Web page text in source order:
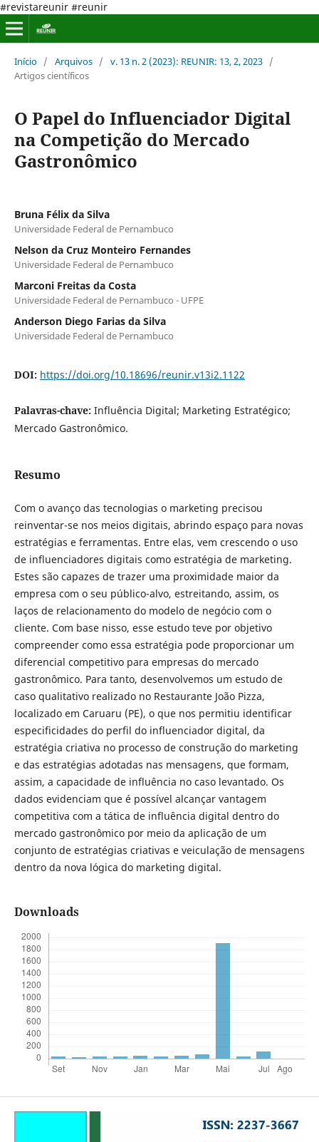
#revistareunir #reunir
Início / Arquivos / v. 13 n. 2 (2023): REUNIR: 13, 2, 2023 /
Artigos científicos
O Papel do Influenciador Digital
na Competição do Mercado
Gastronômico
Bruna Félix da Silva
Universidade Federal de Pernambuco
Nelson da Cruz Monteiro Fernandes
Universidade Federal de Pernambuco
Marconi Freitas da Costa
Universidade Federal de Pernambuco - UFPE
Anderson Diego Farias da Silva
Universidade Federal de Pernambuco
DOI: https://doi.org/10.18696/reunir.v13i2.1122
Palavras-chave: Influência Digital; Marketing Estratégico;
Mercado Gastronômico.
Resumo
Com o avanço das tecnologias o marketing precisou
reinventar-se nos meios digitais, abrindo espaço para novas
estratégias e ferramentas. Entre elas, vem crescendo o uso
de influenciadores digitais como estratégia de marketing.
Estes são capazes de trazer uma proximidade maior da
empresa com o seu público-alvo, estreitando, assim, os
laços de relacionamento do modelo de negócio com o
cliente. Com base nisso, esse estudo teve por objetivo
compreender como essa estratégia pode proporcionar um
diferencial competitivo para empresas do mercado
gastronômico. Para tanto, desenvolvemos um estudo de
caso qualitativo realizado no Restaurante João Pizza,
localizado em Caruaru (PE), o que nos permitiu identificar
especificidades do perfil do influenciador digital, da
estratégia criativa no processo de construção do marketing
e das estratégias adotadas nas mensagens, que formam,
assim, a capacidade de influência no caso levantado. Os
dados evidenciam que é possível alcançar vantagem
competitiva com a tática de influência digital dentro do
mercado gastronômico por meio da aplicação de um
conjunto de estratégias criativas e veiculação de mensagens
dentro da nova lógica do marketing digital.
Downloads